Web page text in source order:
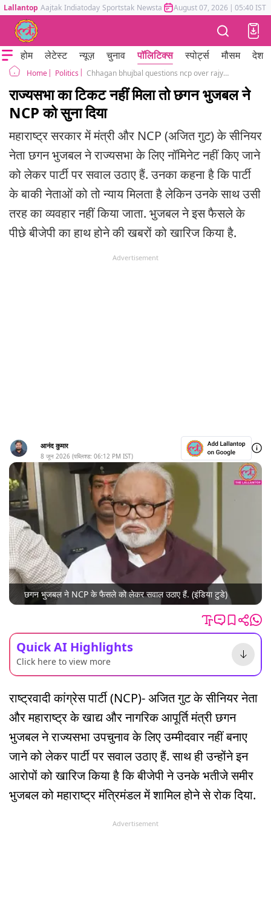
Lallantop Aajtak Indiatoday Sportstak Newstak Mumbai Tak Astrotak
August 07, 2026 | 05:40 IST
होम लेटेस्ट न्यूज़ चुनाव पॉलिटिक्स स्पोर्ट्स मौसम देश
Home Politics Chhagan bhujbal questions ncp over rajyasabha nomination rejects claims on bjp
राज्यसभा का टिकट नहीं मिला तो छगन भुजबल ने
NCP को सुना दिया
महाराष्ट्र सरकार में मंत्री और NCP (अजित गुट) के सीनियर
नेता छगन भुजबल ने राज्यसभा के लिए नॉमिनेट नहीं किए जाने
को लेकर पार्टी पर सवाल उठाए हैं. उनका कहना है कि पार्टी
के बाकी नेताओं को तो न्याय मिलता है लेकिन उनके साथ उसी
तरह का व्यवहार नहीं किया जाता. भुजबल ने इस फैसले के
पीछे बीजेपी का हाथ होने की खबरों को खारिज किया है.
Advertisement
आनंद कुमार
8 जून 2026 (पब्लिश्ड: 06:12 PM IST)
छगन भुजबल ने NCP के फैसले को लेकर सवाल उठाए हैं. (इंडिया टुडे)
Quick AI Highlights
Click here to view more
राष्ट्रवादी कांग्रेस पार्टी (NCP)- अजित गुट के सीनियर नेता
और महाराष्ट्र के खाद्य और नागरिक आपूर्ति मंत्री छगन
भुजबल ने राज्यसभा उपचुनाव के लिए उम्मीदवार नहीं बनाए
जाने को लेकर पार्टी पर सवाल उठाए हैं. साथ ही उन्होंने इन
आरोपों को खारिज किया है कि बीजेपी ने उनके भतीजे समीर
भुजबल को महाराष्ट्र मंत्रिमंडल में शामिल होने से रोक दिया.
Advertisement